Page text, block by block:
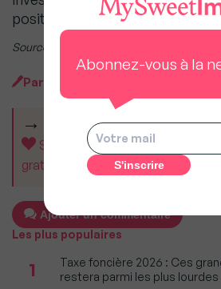
position les contrats
Source : Yomoni
Par
CET ARTICLE VOUS A AIDÉ ?
Soutenez MySweetImmo et
gratuit pour tous.
Ajouter un commentaire
Les plus populaires
1
Taxe foncière 2026 : Ces
restera parmi les plus lourdes
Abonnez-vous à la